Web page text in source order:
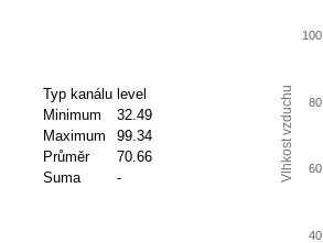
Typ kanálu level
Minimum
32.49
Maximum
99.34
Průměr
70.66
Suma
- Vlhkost vzduchu
40
60
80
100